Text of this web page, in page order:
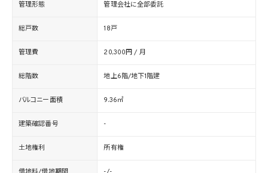
管理形態 管理会社に全部委託
総戸数 18戸
管理費 20,300円 / 月
総階数 地上6階/地下1階建
バルコニー面積 9.36㎡
建築確認番号 -
土地権利 所有権